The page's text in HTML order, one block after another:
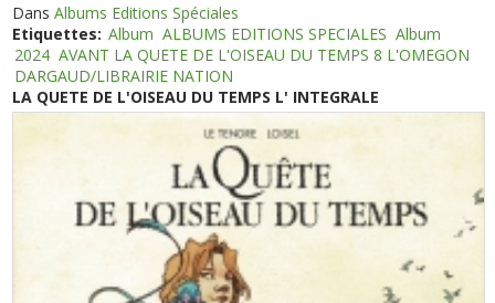
DansAlbums Editions Spéciales
Etiquettes: Album ALBUMS EDITIONS SPECIALES Album
2024 AVANT LA QUETE DE L'OISEAU DU TEMPS 8 L'OMEGON
DARGAUD/LIBRAIRIE NATION
LA QUETE DE L'OISEAU DU TEMPS L' INTEGRALE